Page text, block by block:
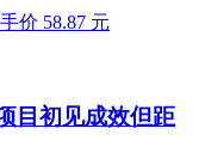
目初见成效但距